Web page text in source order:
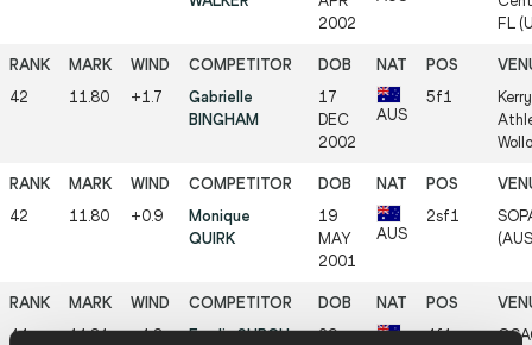
2002
FL
42 11.80 +1.7
Gabrielle
BINGHAM
17
DEC
2002
AUS
5f1
42 11.80 +0.9
Monique
QUIRK
19
MAY
2001
AUS
2sf1
44 11.81 +1.3 Emelia SURCH
29
4f1